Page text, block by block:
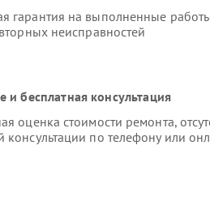
гарантия на выполненные
неисправностей
бесплатная консультация
оценка стоимости ремонта,
по телефону или